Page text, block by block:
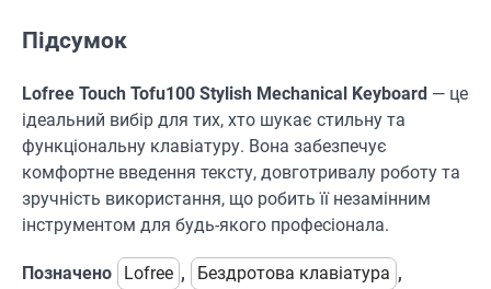
Підсумок
Lofree Touch Tofu100 Stylish Mechanical Keyboard — це
ідеальний вибір для тих, хто шукає стильну та
функціональну клавіатуру. Вона забезпечує
комфортне введення тексту, довготривалу роботу та
зручність використання, що робить її незамінним
інструментом для будь-якого професіонала.
Позначено Lofree , Бездротова клавіатура ,